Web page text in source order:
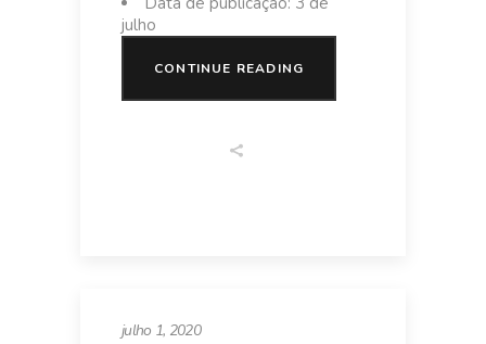
julho
CONTINUE READING
julho 1, 2020